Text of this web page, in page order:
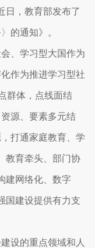
日，教育部发布了
的通知》。
、学习型大国作为
作为推进学习型社
群体，点线面结
源、要素多元结
打通家庭教育、学
教育牵头、部门协
建网络化、数字
国建设提供有力支
设的重点领域和人